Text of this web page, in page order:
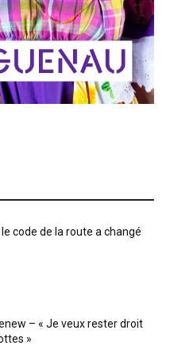
code de la route a changé
– « Je veux rester droit
»